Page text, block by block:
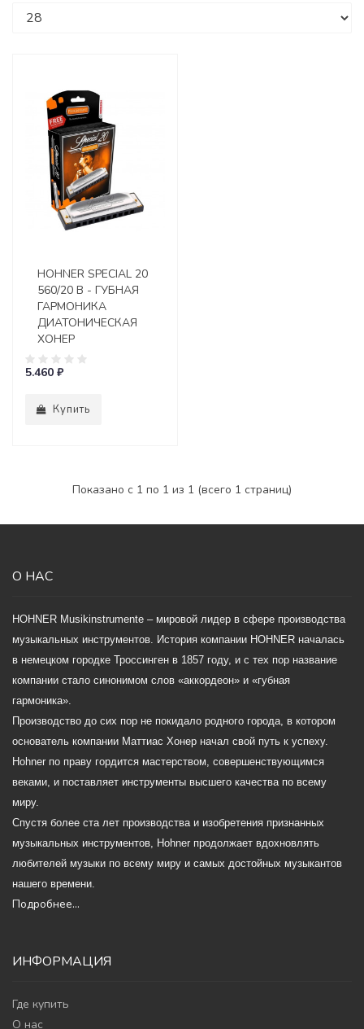
HOHNER SPECIAL 20
560/20 B - ГУБНАЯ
ГАРМОНИКА
ДИАТОНИЧЕСКАЯ
ХОНЕР
5.460 ₽
Купить
Показано с 1 по 1 из 1 (всего 1 страниц)
О НАС
HOHNER Musikinstrumente – мировой лидер в сфере производства
музыкальных инструментов. История компании HOHNER началась
в немецком городке Троссинген в 1857 году, и с тех пор название
компании стало синонимом слов «аккордеон» и «губная
гармоника».
Производство до сих пор не покидало родного города, в котором
основатель компании Маттиас Хонер начал свой путь к успеху.
Hohner по праву гордится мастерством, совершенствующимся
веками, и поставляет инструменты высшего качества по всему
миру.
Спустя более ста лет производства и изобретения признанных
музыкальных инструментов, Hohner продолжает вдохновлять
любителей музыки по всему миру и самых достойных музыкантов
нашего времени.
Подробнее...
ИНФОРМАЦИЯ
Где купить
О нас